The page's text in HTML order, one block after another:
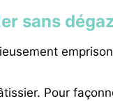
sans
Pour